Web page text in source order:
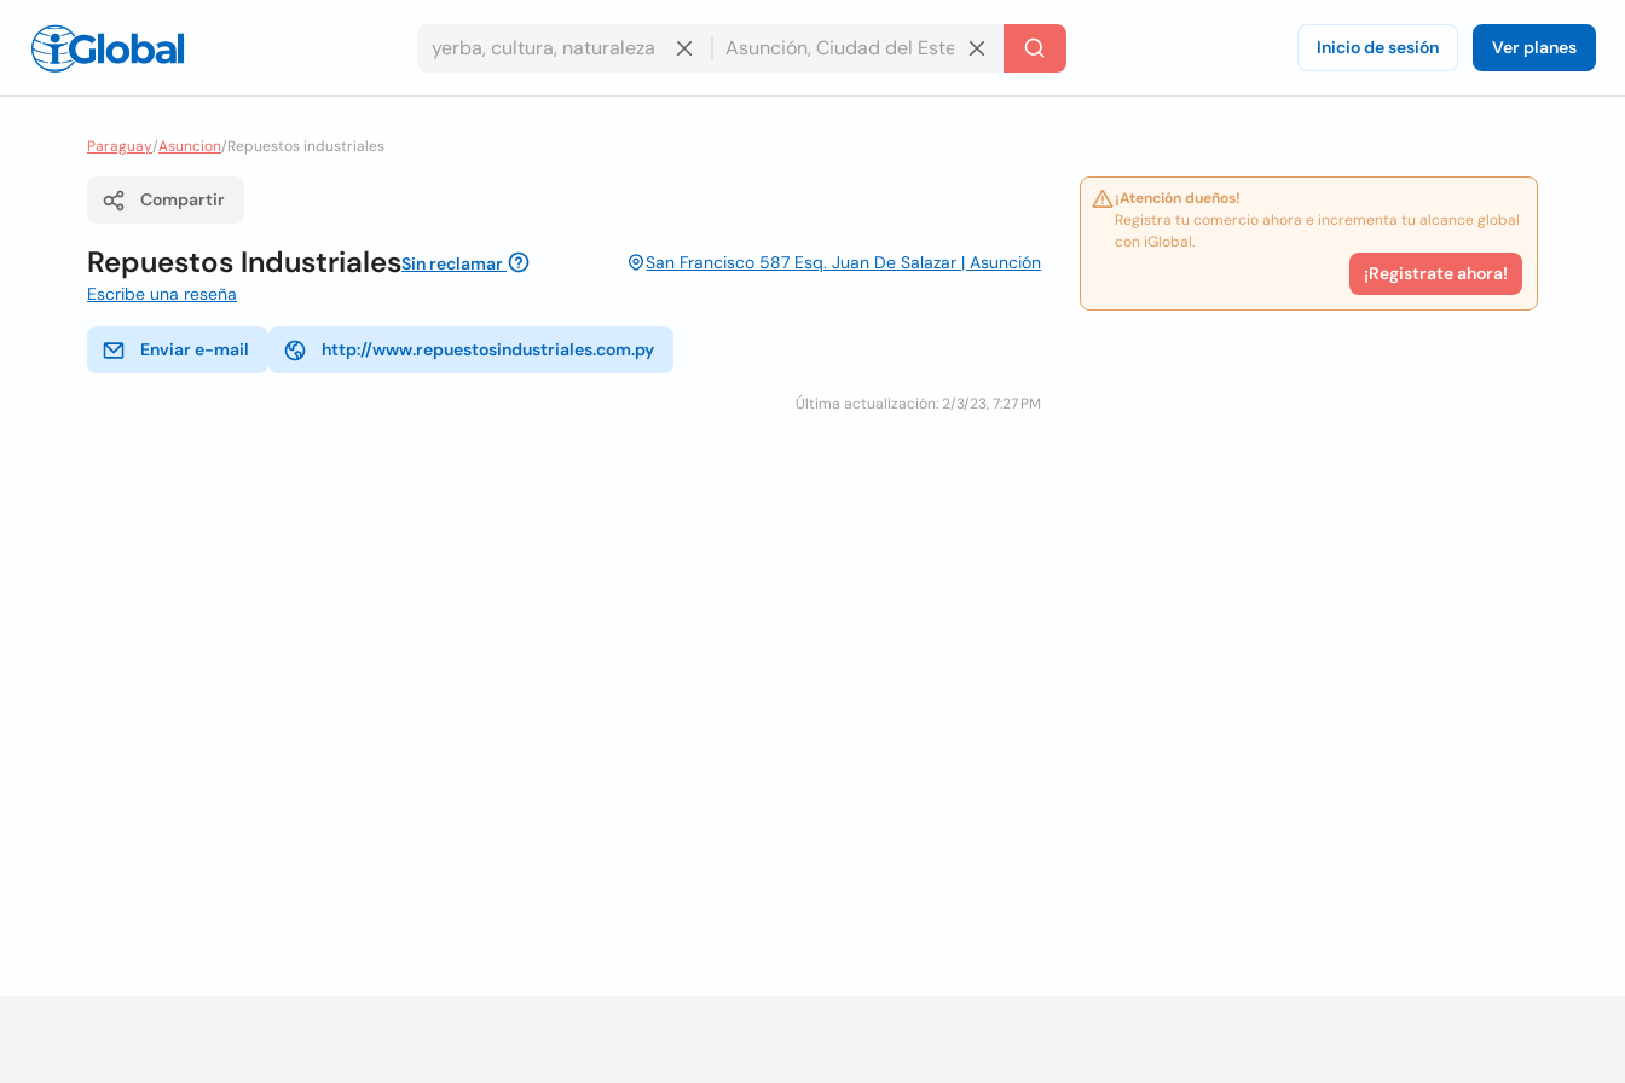
Inicio de sesión Ver planes
Paraguay/Asuncion/Repuestos industriales
Compartir
Repuestos IndustrialesSin reclamar
San Francisco 587 Esq. Juan De Salazar | Asunción
Escribe una reseña
Enviar e-mail http://www.repuestosindustriales.com.py
Última actualización: 2/3/23, 7:27 PM
¡Atención dueños!
Registra tu comercio ahora e incrementa tu alcance global
con iGlobal.
¡Registrate ahora!